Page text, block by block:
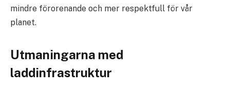
mindre förorenande och mer respektfull för vår
planet.
Utmaningarna med
laddinfrastruktur